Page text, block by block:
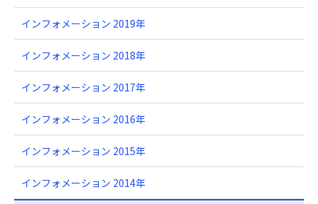
インフォメーション 2019年
インフォメーション 2018年
インフォメーション 2017年
インフォメーション 2016年
インフォメーション 2015年
インフォメーション 2014年